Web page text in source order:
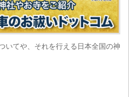
いてや、それを行える日本全国の神